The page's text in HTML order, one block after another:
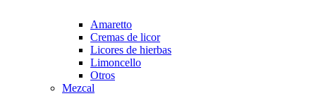
Amaretto
Cremas de licor
Licores de hierbas
Limoncello
Otros
Mezcal